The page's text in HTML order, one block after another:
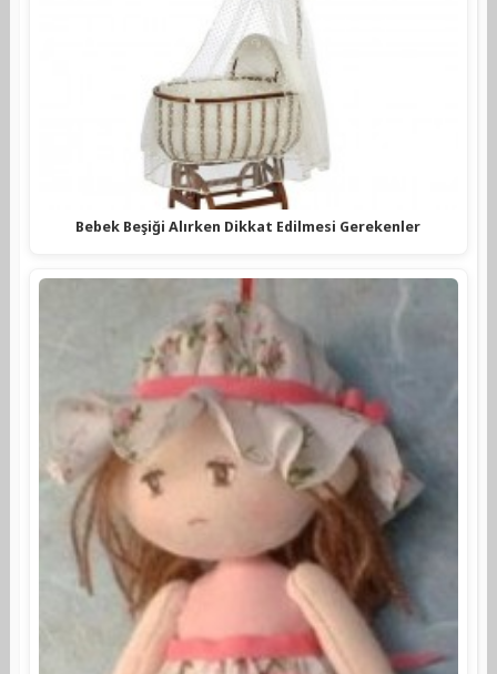
Bebek Beşiği Alırken Dikkat Edilmesi Gerekenler